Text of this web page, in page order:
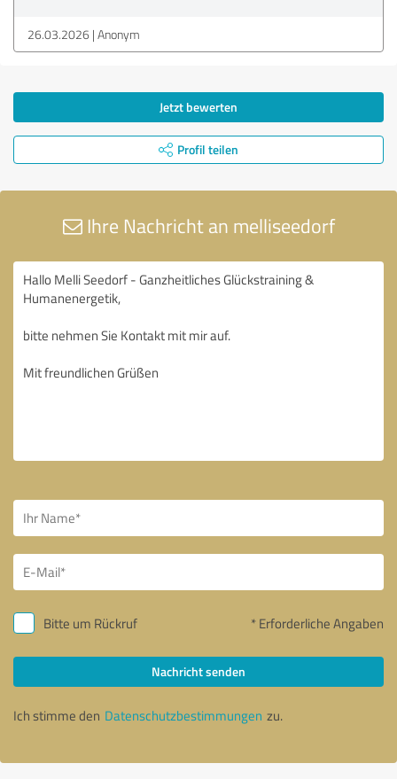
26.03.2026 Anonym
Jetzt bewerten
Profil teilen
Ihre Nachricht an melliseedorf
Bitte um Rückruf * Erforderliche Angaben
Nachricht senden
Ich stimme den Datenschutzbestimmungen zu.